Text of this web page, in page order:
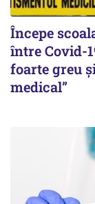
Începe
între Covid-
foarte greu
medical”